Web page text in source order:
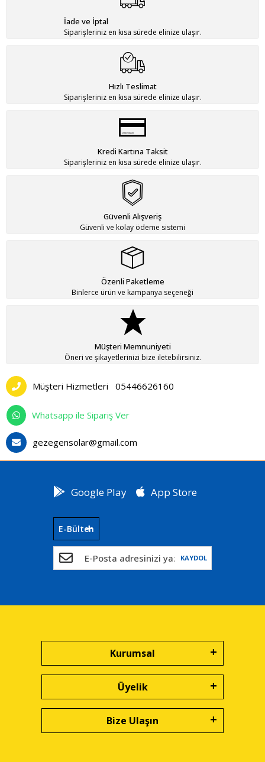
İade ve İptal
Siparişleriniz en kısa sürede elinize ulaşır.
Hızlı Teslimat
Siparişleriniz en kısa sürede elinize ulaşır.
Kredi Kartına Taksit
Siparişleriniz en kısa sürede elinize ulaşır.
Güvenli Alışveriş
Güvenli ve kolay ödeme sistemi
Özenli Paketleme
Binlerce ürün ve kampanya seçeneği
Müşteri Memnuniyeti
Öneri ve şikayetlerinizi bize iletebilirsiniz.
Müşteri Hizmetleri 05446626160
Whatsapp ile Sipariş Ver
gezegensolar@gmail.com
Google Play App Store
E-Bülten
KAYDOL
Kurumsal
Üyelik
Bize Ulaşın